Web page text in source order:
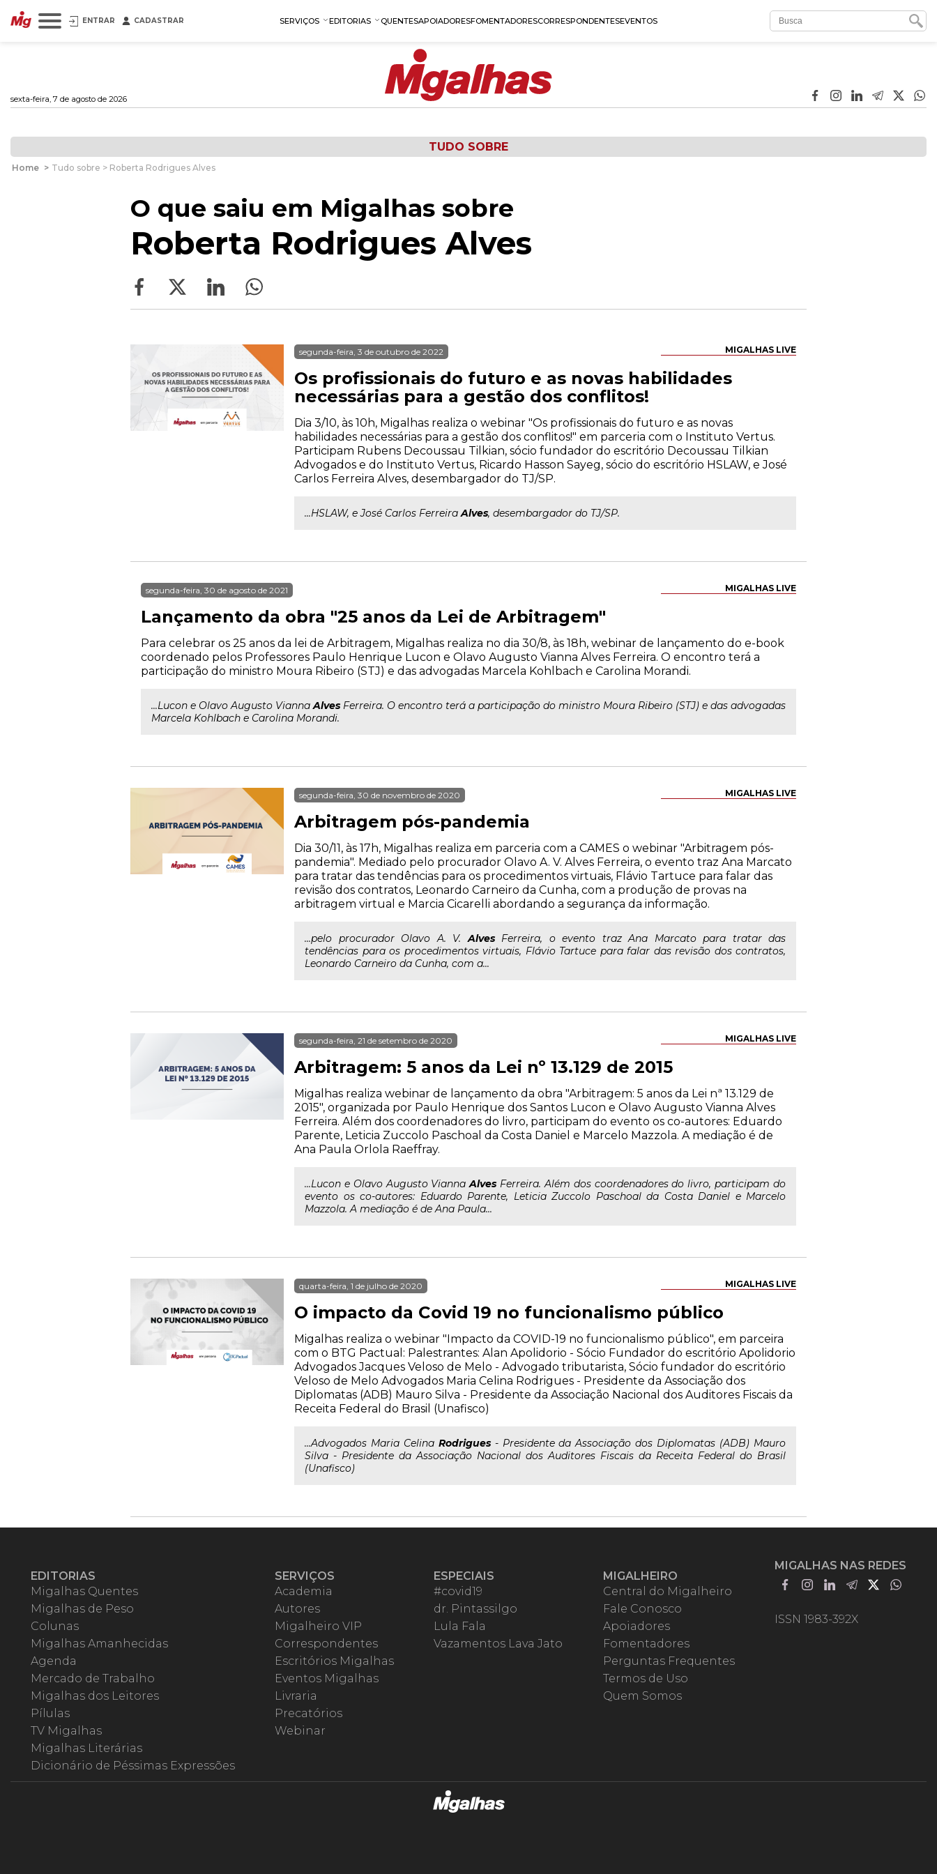
ENTRAR CADASTRAR SERVIÇOS EDITORIAS QUENTESAPOIADORESFOMENTADORESCORRESPONDENTESEVENTOS
sexta-feira, 7 de agosto de 2026
TUDO SOBRE
Home > Tudo sobre > Roberta Rodrigues Alves
O que saiu em Migalhas sobre
Roberta Rodrigues Alves
MIGALHAS LIVE
segunda-feira, 3 de outubro de 2022
Os profissionais do futuro e as novas habilidades
necessárias para a gestão dos conflitos!
Dia 3/10, às 10h, Migalhas realiza o webinar "Os profissionais do futuro e as novas
habilidades necessárias para a gestão dos conflitos!" em parceria com o Instituto Vertus.
Participam Rubens Decoussau Tilkian, sócio fundador do escritório Decoussau Tilkian
Advogados e do Instituto Vertus, Ricardo Hasson Sayeg, sócio do escritório HSLAW, e José
Carlos Ferreira Alves, desembargador do TJ/SP.
...HSLAW, e José Carlos FerreiraAlves, desembargador do TJ/SP.
MIGALHAS LIVE
segunda-feira, 30 de agosto de 2021
Lançamento da obra "25 anos da Lei de Arbitragem"
Para celebrar os 25 anos da lei de Arbitragem, Migalhas realiza no dia 30/8, às 18h, webinar de lançamento do e-book
coordenado pelos Professores Paulo Henrique Lucon e Olavo Augusto Vianna Alves Ferreira. O encontro terá a
participação do ministro Moura Ribeiro (STJ) e das advogadas Marcela Kohlbach e Carolina Morandi.
...Lucon e Olavo Augusto ViannaAlves Ferreira. O encontro terá a participação do ministro Moura Ribeiro (STJ) e das advogadas
Marcela Kohlbach e Carolina Morandi.
MIGALHAS LIVE
segunda-feira, 30 de novembro de 2020
Arbitragem pós-pandemia
Dia 30/11, às 17h, Migalhas realiza em parceria com a CAMES o webinar "Arbitragem pós-
pandemia". Mediado pelo procurador Olavo A. V. Alves Ferreira, o evento traz Ana Marcato
para tratar das tendências para os procedimentos virtuais, Flávio Tartuce para falar das
revisão dos contratos, Leonardo Carneiro da Cunha, com a produção de provas na
arbitragem virtual e Marcia Cicarelli abordando a segurança da informação.
...pelo procurador Olavo A. V.AlvesFerreira, o evento traz Ana Marcato para tratar das
tendências para os procedimentos virtuais, Flávio Tartuce para falar das revisão dos contratos,
Leonardo Carneiro da Cunha, com a...
MIGALHAS LIVE
segunda-feira, 21 de setembro de 2020
Arbitragem: 5 anos da Lei nº 13.129 de 2015
Migalhas realiza webinar de lançamento da obra "Arbitragem: 5 anos da Lei nª 13.129 de
2015", organizada por Paulo Henrique dos Santos Lucon e Olavo Augusto Vianna Alves
Ferreira. Além dos coordenadores do livro, participam do evento os co-autores: Eduardo
Parente, Leticia Zuccolo Paschoal da Costa Daniel e Marcelo Mazzola. A mediação é de
Ana Paula Orlola Raeffray.
...Lucon e Olavo Augusto ViannaAlves Ferreira. Além dos coordenadores do livro, participam do
evento os co-autores: Eduardo Parente, Leticia Zuccolo Paschoal da Costa Daniel e Marcelo
Mazzola. A mediação é de Ana Paula...
MIGALHAS LIVE
quarta-feira, 1 de julho de 2020
O impacto da Covid 19 no funcionalismo público
Migalhas realiza o webinar "Impacto da COVID-19 no funcionalismo público", em parceira
com o BTG Pactual: Palestrantes: Alan Apolidorio - Sócio Fundador do escritório Apolidorio
Advogados Jacques Veloso de Melo - Advogado tributarista, Sócio fundador do escritório
Veloso de Melo Advogados Maria Celina Rodrigues - Presidente da Associação dos
Diplomatas (ADB) Mauro Silva - Presidente da Associação Nacional dos Auditores Fiscais da
Receita Federal do Brasil (Unafisco)
...Advogados Maria Celina Rodrigues- Presidente da Associação dos Diplomatas (ADB) Mauro
Silva - Presidente da Associação Nacional dos Auditores Fiscais da Receita Federal do Brasil
(Unafisco)
EDITORIAS
Migalhas Quentes
Migalhas de Peso
Colunas
Migalhas Amanhecidas
Agenda
Mercado de Trabalho
Migalhas dos Leitores
Pílulas
TV Migalhas
Migalhas Literárias
Dicionário de Péssimas Expressões
SERVIÇOS
Academia
Autores
Migalheiro VIP
Correspondentes
Escritórios Migalhas
Eventos Migalhas
Livraria
Precatórios
Webinar
ESPECIAIS
#covid19
dr. Pintassilgo
Lula Fala
Vazamentos Lava Jato
MIGALHEIRO
Central do Migalheiro
Fale Conosco
Apoiadores
Fomentadores
Perguntas Frequentes
Termos de Uso
Quem Somos
MIGALHAS NAS REDES
ISSN 1983-392X